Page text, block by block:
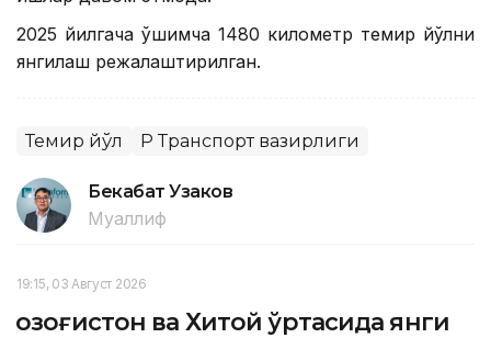
2025 йилгача қўшимча 1480 километр темир йўлни
янгилаш режалаштирилган.
Темир йўл ҚР Транспорт вазирлиги
Бекабат Узаков
Муаллиф
19:15, 03 Август 2026
Қозоғистон ва Хитой ўртасида янги